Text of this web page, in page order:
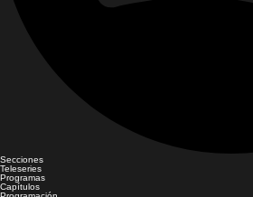
Secciones
Teleseries
Programas
Capítulos